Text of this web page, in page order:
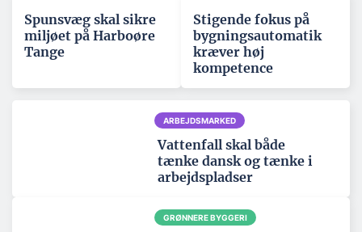
Spunsvæg skal sikre
miljøet på Harboøre
Tange
Stigende fokus på
bygningsautomatik
kræver høj
kompetence
ARBEJDSMARKED
Vattenfall skal både
tænke dansk og tænke i
arbejdspladser
GRØNNERE BYGGERI